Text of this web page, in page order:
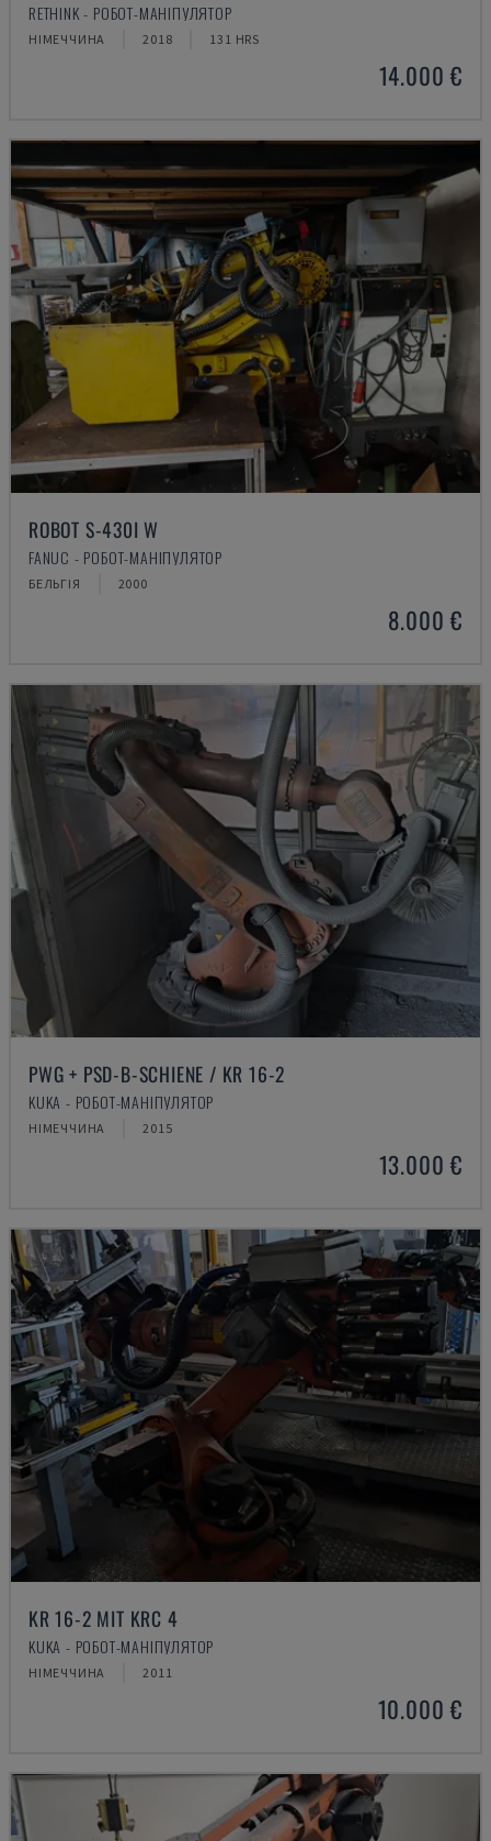
RETHINK - РОБОТ-МАНІПУЛЯТОР
НІМЕЧЧИНА 2018 131 HRS
14.000 €
ROBOT S-430I W
FANUC - РОБОТ-МАНІПУЛЯТОР
БЕЛЬГІЯ 2000
8.000 €
PWG + PSD-B-SCHIENE / KR 16-2
KUKA - РОБОТ-МАНІПУЛЯТОР
НІМЕЧЧИНА 2015
13.000 €
KR 16-2 MIT KRC 4
KUKA - РОБОТ-МАНІПУЛЯТОР
НІМЕЧЧИНА 2011
10.000 €